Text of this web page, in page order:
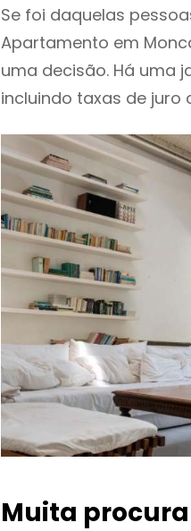
Se foi daquelas
Apartamento em
uma decisão. Há uma
incluindo taxas de juro
Muita